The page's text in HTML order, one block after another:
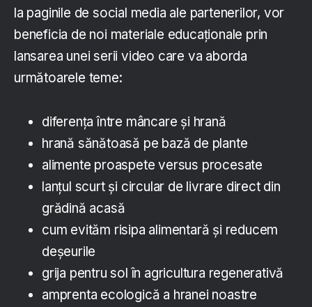
la paginile de social media ale partenerilor, vor
beneficia de noi materiale educaționale prin
lansarea unei serii video care va aborda
următoarele teme:
diferența între mâncare și hrană
hrană sănătoasă pe bază de plante
alimente proaspete versus procesate
lanțul scurt și circular de livrare direct din
grădină acasă
cum evităm risipa alimentară și reducem
deșeurile
grija pentru sol în agricultura regenerativă
amprenta ecologică a hranei noastre